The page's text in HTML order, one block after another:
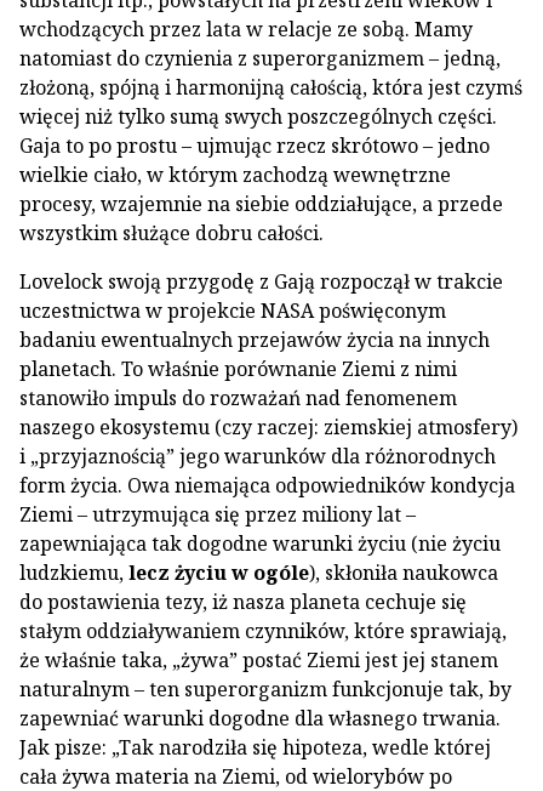
wchodzących przez lata w relacje ze sobą. Mamy
natomiast do czynienia z superorganizmem – jedną,
złożoną, spójną i harmonijną całością, która jest czymś
więcej niż tylko sumą swych poszczególnych części.
Gaja to po prostu – ujmując rzecz skrótowo – jedno
wielkie ciało, w którym zachodzą wewnętrzne
procesy, wzajemnie na siebie oddziałujące, a przede
wszystkim służące dobru całości.
Lovelock swoją przygodę z Gają rozpoczął w trakcie
uczestnictwa w projekcie NASA poświęconym
badaniu ewentualnych przejawów życia na innych
planetach. To właśnie porównanie Ziemi z nimi
stanowiło impuls do rozważań nad fenomenem
naszego ekosystemu (czy raczej: ziemskiej atmosfery)
i „przyjaznością” jego warunków dla różnorodnych
form życia. Owa niemająca odpowiedników kondycja
Ziemi – utrzymująca się przez miliony lat –
zapewniająca tak dogodne warunki życiu (nie życiu
ludzkiemu,lecz życiu w ogóle), skłoniła naukowca
do postawienia tezy, iż nasza planeta cechuje się
stałym oddziaływaniem czynników, które sprawiają,
że właśnie taka, „żywa” postać Ziemi jest jej stanem
naturalnym – ten superorganizm funkcjonuje tak, by
zapewniać warunki dogodne dla własnego trwania.
Jak pisze: „Tak narodziła się hipoteza, wedle której
cała żywa materia na Ziemi, od wielorybów po